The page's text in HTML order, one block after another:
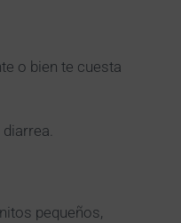
o bien te cuesta
pequeños,